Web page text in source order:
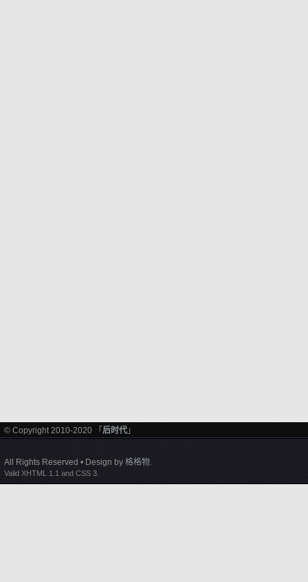
© Copyright 2010-2020 「 后时代 」
All Rights Reserved • Design by 格格物.
Valid XHTML 1.1 and CSS 3.